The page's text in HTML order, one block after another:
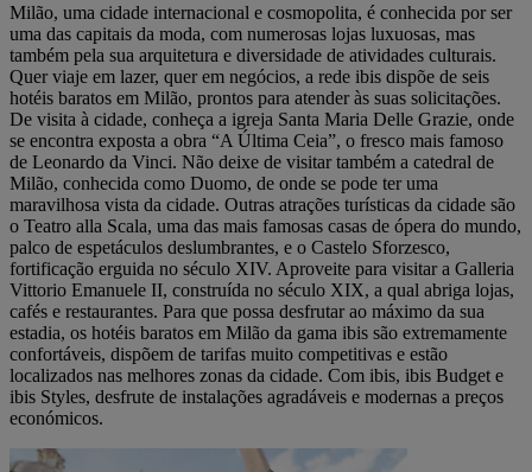
Milão, uma cidade internacional e cosmopolita, é conhecida por ser
uma das capitais da moda, com numerosas lojas luxuosas, mas
também pela sua arquitetura e diversidade de atividades culturais.
Quer viaje em lazer, quer em negócios, a rede ibis dispõe de seis
hotéis baratos em Milão, prontos para atender às suas solicitações.
De visita à cidade, conheça a igreja Santa Maria Delle Grazie, onde
se encontra exposta a obra “A Última Ceia”, o fresco mais famoso
de Leonardo da Vinci. Não deixe de visitar também a catedral de
Milão, conhecida como Duomo, de onde se pode ter uma
maravilhosa vista da cidade. Outras atrações turísticas da cidade são
o Teatro alla Scala, uma das mais famosas casas de ópera do mundo,
palco de espetáculos deslumbrantes, e o Castelo Sforzesco,
fortificação erguida no século XIV. Aproveite para visitar a Galleria
Vittorio Emanuele II, construída no século XIX, a qual abriga lojas,
cafés e restaurantes. Para que possa desfrutar ao máximo da sua
estadia, os hotéis baratos em Milão da gama ibis são extremamente
confortáveis, dispõem de tarifas muito competitivas e estão
localizados nas melhores zonas da cidade. Com ibis, ibis Budget e
ibis Styles, desfrute de instalações agradáveis e modernas a preços
económicos.